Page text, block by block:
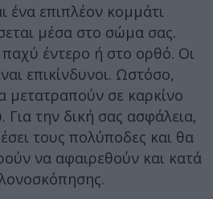
ένα επιπλέον κομμάτι
μέσα στο σώμα σας.
έντερο ή στο ορθό. Οι
επικίνδυνοι. Ωστόσο,
μετατραπούν σε καρκίνο
Για την δική σας ασφάλεια,
τους πολύποδες και θα
να αφαιρεθούν και κατά